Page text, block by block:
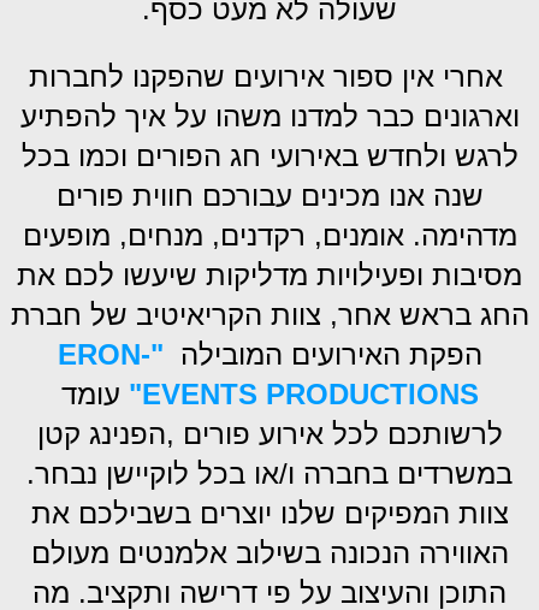
שעולה לא מעט כסף.
אחרי אין ספור אירועים שהפקנו לחברות
וארגונים כבר למדנו משהו על איך להפתיע
לרגש ולחדש באירועי חג הפורים וכמו בכל
שנה אנו מכינים עבורכם חווית פורים
מדהימה. אומנים, רקדנים, מנחים, מופעים
מסיבות ופעילויות מדליקות שיעשו לכם את
החג בראש אחר, צוות הקריאיטיב של חברת
הפקת האירועים המובילה
"ERON-
EVENTS PRODUCTIONS"
עומד
לרשותכם לכל אירוע פורים ,הפנינג קטן
במשרדים בחברה ו/או בכל לוקיישן נבחר.
צוות המפיקים שלנו יוצרים בשבילכם את
האווירה הנכונה בשילוב אלמנטים מעולם
התוכן והעיצוב על פי דרישה ותקציב. מה